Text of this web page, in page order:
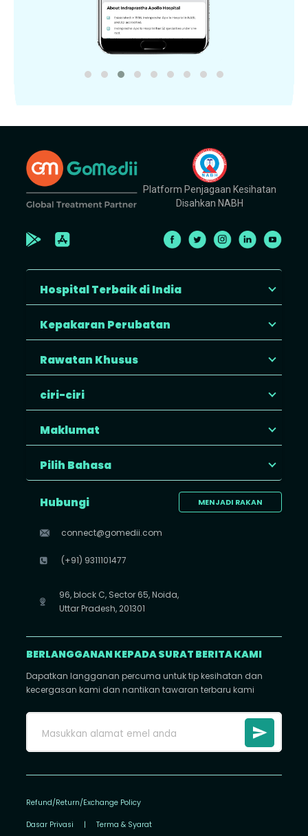
Platform Penjagaan Kesihatan
Disahkan NABH
Hospital Terbaik di India
Kepakaran Perubatan
Rawatan Khusus
ciri-ciri
Maklumat
Pilih Bahasa
MENJADI RAKAN
Hubungi
connect@gomedii.com
(+91) 9311101477
96, block C, Sector 65, Noida,
Uttar Pradesh, 201301
BERLANGGANAN KEPADA SURAT BERITA KAMI
Dapatkan langganan percuma untuk tip kesihatan dan
kecergasan kami dan nantikan tawaran terbaru kami
Refund/Return/Exchange Policy
Dasar Privasi | Terma & Syarat